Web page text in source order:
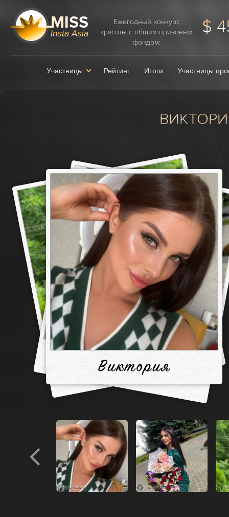
Ежегодный конкурс
красоты с общим призовым
фондом:
$
Участницы Рейтинг Итоги Участницы
Виктория